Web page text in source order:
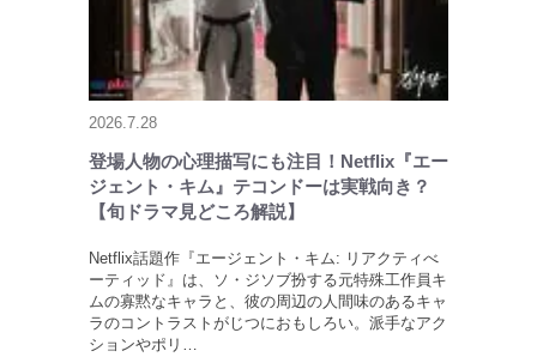
2026.7.28
登場人物の心理描写にも注目！Netflix『エー
ジェント・キム』テコンドーは実戦向き？
【旬ドラマ見どころ解説】
Netflix話題作『エージェント・キム: リアクティべ
ーティッド』は、ソ・ジソブ扮する元特殊工作員キ
ムの寡黙なキャラと、彼の周辺の人間味のあるキャ
ラのコントラストがじつにおもしろい。派手なアク
ションやポリ…